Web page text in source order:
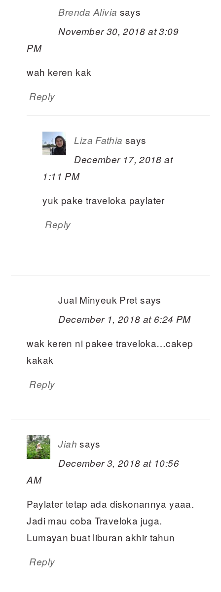
Brenda Alivia says
November 30, 2018 at 3:09
PM
wah keren kak
Reply
Liza Fathia says
December 17, 2018 at
1:11 PM
yuk pake traveloka paylater
Reply
Jual Minyeuk Pret says
December 1, 2018 at 6:24 PM
wak keren ni pakee traveloka…cakep
kakak
Reply
Jiah says
December 3, 2018 at 10:56
AM
Paylater tetap ada diskonannya yaaa.
Jadi mau coba Traveloka juga.
Lumayan buat liburan akhir tahun
Reply